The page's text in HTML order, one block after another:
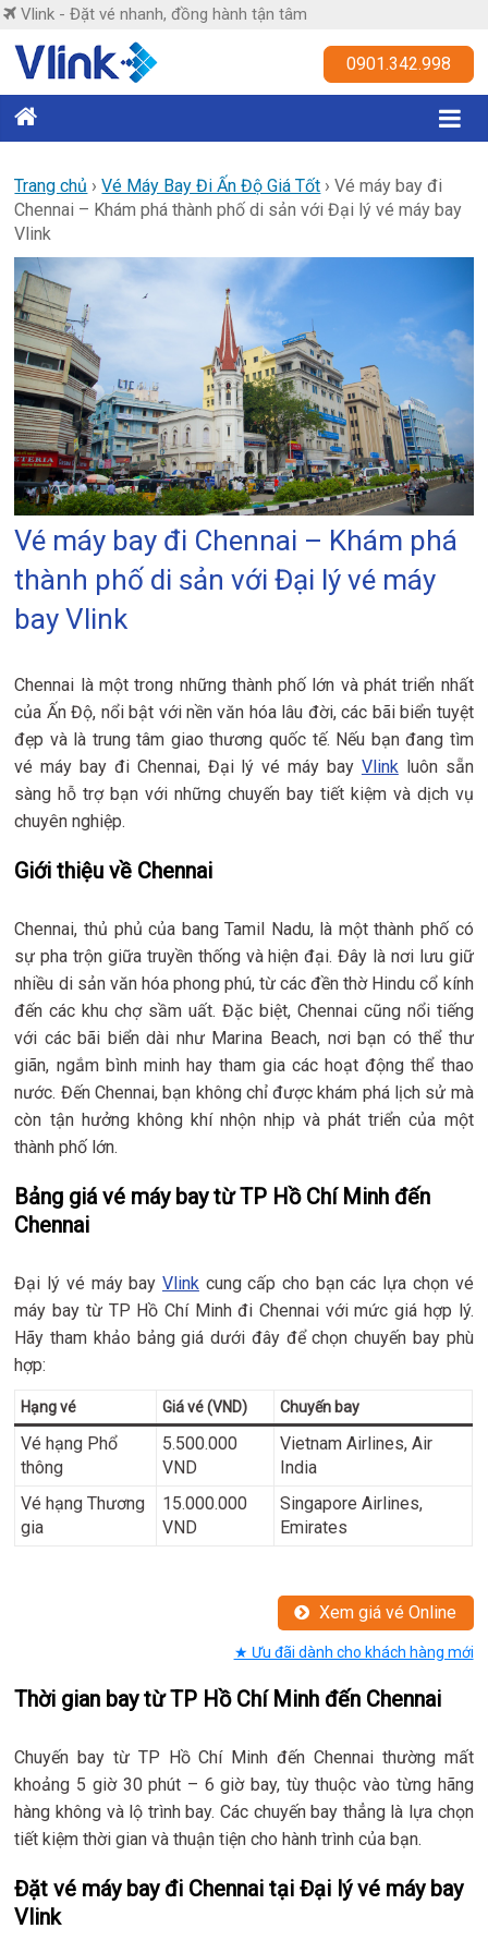
Skip
content
Vlink - Đặt vé nhanh, đồng hành tận tâm
Vlink
nhanh,
đồng
hành
tận
tâm
0901.342.998
Trang chủ ›Vé Máy Bay Đi Ấn Độ Giá Tốt ›Vé máy bay đi
Chennai – Khám phá thành phố di sản với Đại lý vé máy bay
Vlink
Vé máy bay đi Chennai – Khám phá
thành phố di sản với Đại lý vé máy
bay Vlink
Chennai là một trong những thành phố lớn và phát triển nhất
của Ấn Độ, nổi bật với nền văn hóa lâu đời, các bãi biển tuyệt
đẹp và là trung tâm giao thương quốc tế. Nếu bạn đang tìm
vé máy bay đi Chennai, Đại lý vé máy bay Vlinkluôn sẵn
sàng hỗ trợ bạn với những chuyến bay tiết kiệm và dịch vụ
chuyên nghiệp.
Giới thiệu về Chennai
Chennai, thủ phủ của bang Tamil Nadu, là một thành phố có
sự pha trộn giữa truyền thống và hiện đại. Đây là nơi lưu giữ
nhiều di sản văn hóa phong phú, từ các đền thờ Hindu cổ kính
đến các khu chợ sầm uất. Đặc biệt, Chennai cũng nổi tiếng
với các bãi biển dài như Marina Beach, nơi bạn có thể thư
giãn, ngắm bình minh hay tham gia các hoạt động thể thao
nước. Đến Chennai, bạn không chỉ được khám phá lịch sử mà
còn tận hưởng không khí nhộn nhịp và phát triển của một
thành phố lớn.
Bảng giá vé máy bay từ TP Hồ Chí Minh đến
Chennai
Đại lý vé máy bay Vlinkcung cấp cho bạn các lựa chọn vé
máy bay từ TP Hồ Chí Minh đi Chennai với mức giá hợp lý.
Hãy tham khảo bảng giá dưới đây để chọn chuyến bay phù
hợp:
Hạng vé Giá vé (VND) Chuyến bay
Vé hạng Phổ
thông
5.500.000
VND
Vietnam Airlines, Air
India
Vé hạng Thương
gia
15.000.000
VND
Singapore Airlines,
Emirates
Xem giá vé Online
★ Ưu đãi dành cho khách hàng mới
Thời gian bay từ TP Hồ Chí Minh đến Chennai
Chuyến bay từ TP Hồ Chí Minh đến Chennai thường mất
khoảng 5 giờ 30 phút – 6 giờ bay, tùy thuộc vào từng hãng
hàng không và lộ trình bay. Các chuyến bay thẳng là lựa chọn
tiết kiệm thời gian và thuận tiện cho hành trình của bạn.
Đặt vé máy bay đi Chennai tại Đại lý vé máy bay
Vlink